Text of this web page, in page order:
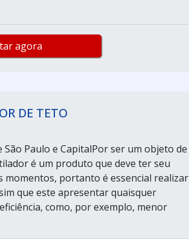
agora
DE TETO
Paulo e CapitalPor ser um objeto de
é um produto que deve ter seu
momentos, portanto é essencial realizar
que este apresentar quaisquer
como, por exemplo, menor